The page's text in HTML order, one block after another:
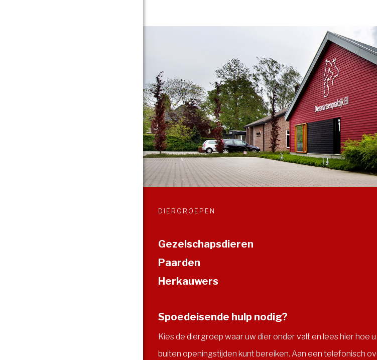
DIERGROEPEN
Gezelschapsdieren
Paarden
Herkauwers
Spoedeisende hulp nodig?
Kies de diergroep waar uw dier onder valt en lees hier hoe
buiten openingstijden kunt bereiken. Aan een telefonisch